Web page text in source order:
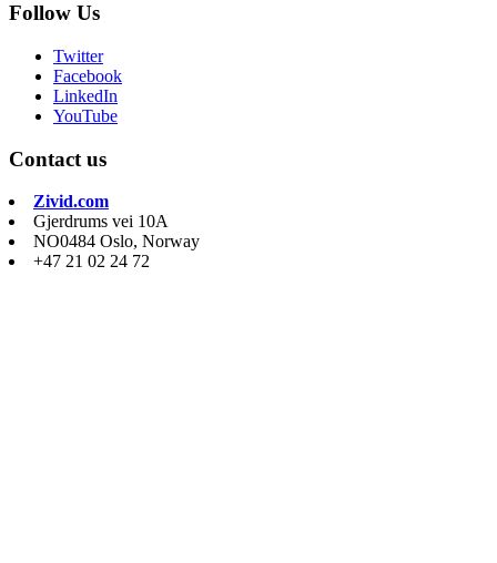
Follow Us
Twitter
Facebook
LinkedIn
YouTube
Contact us
Zivid.com
Gjerdrums vei 10A
NO0484 Oslo, Norway
+47 21 02 24 72